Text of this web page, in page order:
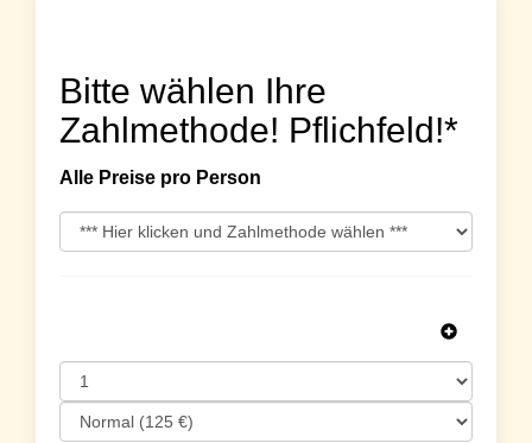
Bitte wählen Ihre
Zahlmethode! Pflichfeld!*
Alle Preise pro Person